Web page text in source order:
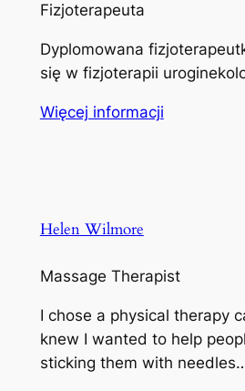
Fizjoterapeuta
Dyplomowana
się w fizjoterapii
Więcej informacji
Helen Wilmore
Massage Therapist
I chose a physical therapy
knew I wanted to help
sticking them with